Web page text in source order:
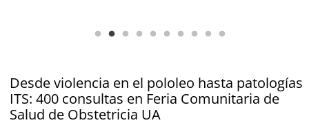
Desde violencia en el pololeo hasta patologías
ITS: 400 consultas en Feria Comunitaria de
Salud de Obstetricia UA